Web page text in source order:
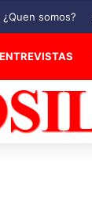
¿Quen somos?
ENTREVISTAS